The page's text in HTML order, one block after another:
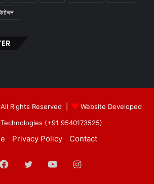
Rights Reserved |
Website Developed
Technologies (+91 9540173525)
Privacy Policy Contact
Facebook
TwitterYouTubeInstagram